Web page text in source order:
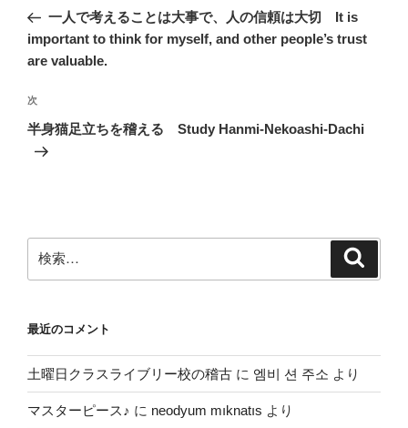
ナ
ビ
ー
シ
ョ
の
投
稿
一人で考えることは大事で、人の信頼は大切 It is
important to think for myself, and other people’s trust
are valuable.
次
の
次
半身猫足立ちを稽える Study Hanmi-Nekoashi-Dachi
索:
最近のコメント
土曜日クラスライブリー校の稽古 に 엠비 션 주소 より
マスターピース♪ に neodyum mıknatıs より